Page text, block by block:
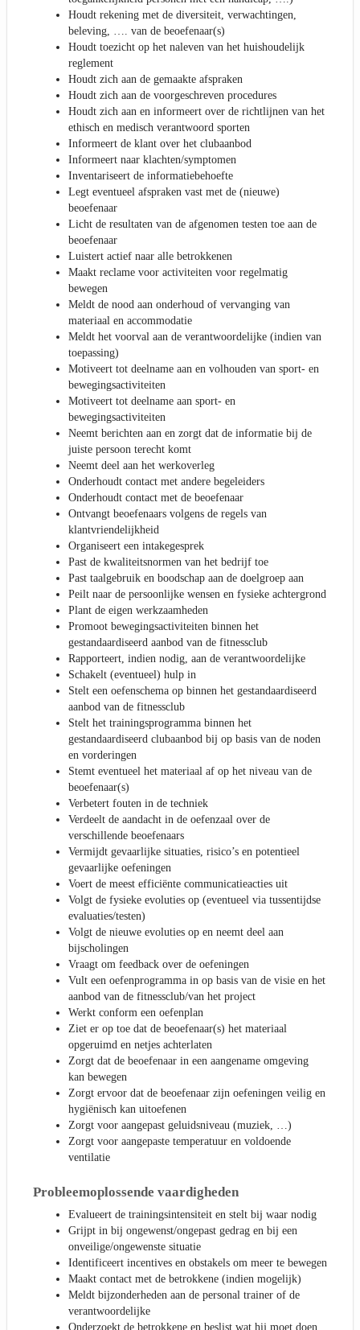
Houdt rekening met de diversiteit, verwachtingen,
beleving, …. van de beoefenaar(s)
Houdt toezicht op het naleven van het huishoudelijk
reglement
Houdt zich aan de gemaakte afspraken
Houdt zich aan de voorgeschreven procedures
Houdt zich aan en informeert over de richtlijnen van het
ethisch en medisch verantwoord sporten
Informeert de klant over het clubaanbod
Informeert naar klachten/symptomen
Inventariseert de informatiebehoefte
Legt eventueel afspraken vast met de (nieuwe)
beoefenaar
Licht de resultaten van de afgenomen testen toe aan de
beoefenaar
Luistert actief naar alle betrokkenen
Maakt reclame voor activiteiten voor regelmatig
bewegen
Meldt de nood aan onderhoud of vervanging van
materiaal en accommodatie
Meldt het voorval aan de verantwoordelijke (indien van
toepassing)
Motiveert tot deelname aan en volhouden van sport- en
bewegingsactiviteiten
Motiveert tot deelname aan sport- en
bewegingsactiviteiten
Neemt berichten aan en zorgt dat de informatie bij de
juiste persoon terecht komt
Neemt deel aan het werkoverleg
Onderhoudt contact met andere begeleiders
Onderhoudt contact met de beoefenaar
Ontvangt beoefenaars volgens de regels van
klantvriendelijkheid
Organiseert een intakegesprek
Past de kwaliteitsnormen van het bedrijf toe
Past taalgebruik en boodschap aan de doelgroep aan
Peilt naar de persoonlijke wensen en fysieke achtergrond
Plant de eigen werkzaamheden
Promoot bewegingsactiviteiten binnen het
gestandaardiseerd aanbod van de fitnessclub
Rapporteert, indien nodig, aan de verantwoordelijke
Schakelt (eventueel) hulp in
Stelt een oefenschema op binnen het gestandaardiseerd
aanbod van de fitnessclub
Stelt het trainingsprogramma binnen het
gestandaardiseerd clubaanbod bij op basis van de noden
en vorderingen
Stemt eventueel het materiaal af op het niveau van de
beoefenaar(s)
Verbetert fouten in de techniek
Verdeelt de aandacht in de oefenzaal over de
verschillende beoefenaars
Vermijdt gevaarlijke situaties, risico’s en potentieel
gevaarlijke oefeningen
Voert de meest efficiënte communicatieacties uit
Volgt de fysieke evoluties op (eventueel via tussentijdse
evaluaties/testen)
Volgt de nieuwe evoluties op en neemt deel aan
bijscholingen
Vraagt om feedback over de oefeningen
Vult een oefenprogramma in op basis van de visie en het
aanbod van de fitnessclub/van het project
Werkt conform een oefenplan
Ziet er op toe dat de beoefenaar(s) het materiaal
opgeruimd en netjes achterlaten
Zorgt dat de beoefenaar in een aangename omgeving
kan bewegen
Zorgt ervoor dat de beoefenaar zijn oefeningen veilig en
hygiënisch kan uitoefenen
Zorgt voor aangepast geluidsniveau (muziek, …)
Zorgt voor aangepaste temperatuur en voldoende
ventilatie
Probleemoplossende vaardigheden
Evalueert de trainingsintensiteit en stelt bij waar nodig
Grijpt in bij ongewenst/ongepast gedrag en bij een
onveilige/ongewenste situatie
Identificeert incentives en obstakels om meer te bewegen
Maakt contact met de betrokkene (indien mogelijk)
Meldt bijzonderheden aan de personal trainer of de
verantwoordelijke
Onderzoekt de betrokkene en beslist wat hij moet doen